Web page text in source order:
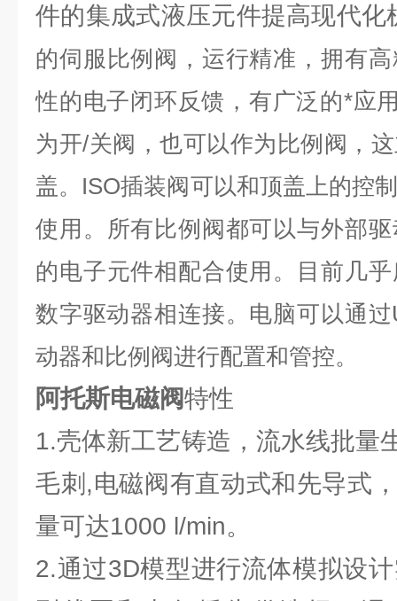
件的集成式液压元件提高现代化
的伺服比例阀，运行精准，拥有
性的电子闭环反馈，有广泛的*应
为开/关阀，也可以作为比例阀，
盖。ISO插装阀可以和顶盖上的控
使用。所有比例阀都可以与外部
的电子元件相配合使用。目前几
数字驱动器相连接。电脑可以通
动器和比例阀进行配置和管控。
阿托斯电磁阀特性
1.壳体新工艺铸造，流水线批量
毛刺,电磁阀有直动式和先导式
量可达1000 l/min。
2.通过3D模型进行流体模拟设